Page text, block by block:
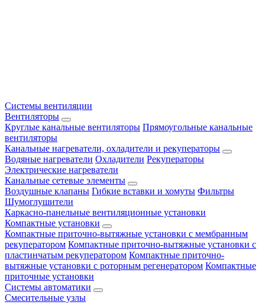
Системы вентиляции
Вентиляторы
Круглые канальные вентиляторы Прямоугольные канальные
вентиляторы
Канальные нагреватели, охладители и рекуператоры
Водяные нагреватели Охладители Рекуператоры
Электрические нагреватели
Канальные сетевые элементы
Воздушные клапаны Гибкие вставки и хомуты Фильтры
Шумоглушители
Каркасно-панельные вентиляционные установки
Компактные установки
Компактные приточно-вытяжные установки с мембранным
рекуператором Компактные приточно-вытяжные установки с
пластинчатым рекуператором Компактные приточно-
вытяжные установки с роторным регенератором Компактные
приточные установки
Системы автоматики
Смесительные узлы